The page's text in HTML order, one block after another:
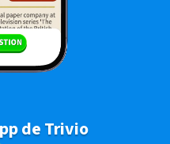
de Trivio